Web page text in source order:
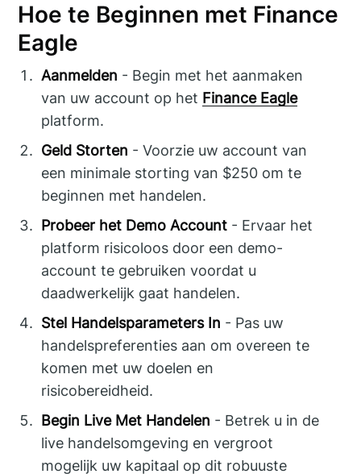
Hoe te Beginnen met Finance
Eagle
Aanmelden - Begin met het aanmaken
van uw account op het Finance Eagle
platform.
Geld Storten - Voorzie uw account van
een minimale storting van $250 om te
beginnen met handelen.
Probeer het Demo Account - Ervaar het
platform risicoloos door een demo-
account te gebruiken voordat u
daadwerkelijk gaat handelen.
Stel Handelsparameters In - Pas uw
handelspreferenties aan om overeen te
komen met uw doelen en
risicobereidheid.
Begin Live Met Handelen - Betrek u in de
live handelsomgeving en vergroot
mogelijk uw kapitaal op dit robuuste